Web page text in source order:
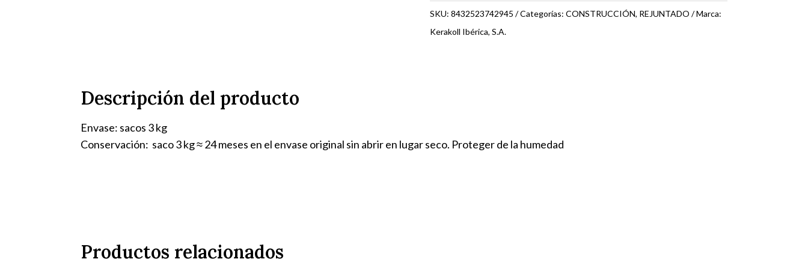
COLOR
Nº
SKU: 8432523742945 Categorías: CONSTRUCCIÓN, REJUNTADO
Marca:
Kerakoll Ibérica, S.A.
Descripción del producto
Envase: sacos 3 kg
Conservación: saco 3 kg ≈ 24 meses en el envase original sin abrir en lugar seco. Proteger de la humedad
Productos relacionados